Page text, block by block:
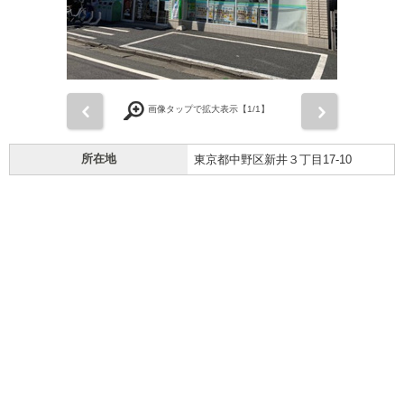
画像タップで拡大表示【1/1】
所在地 東京都中野区新井３丁目17-10